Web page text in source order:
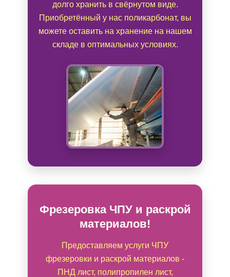
долго хранить в свёрнутом виде.
Приобретённый у нас поликарбонат, вы
можете оставить на хранение на нашем
складе в оптимальных условиях.
Фрезеровка ЧПУ и раскрой
материалов!
Предоставляем услуги ЧПУ
фрезеровки и раскрой материалов -
ПНД лист, полипропилен лист,